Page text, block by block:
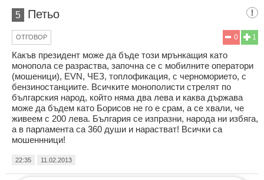
5 Петьо
1
0
ОТГОВОР
Какъв президент може да бъде този мрънкащия като
монопола се разраства, започна се с мобилните оператори
(мошеници), EVN, ЧЕЗ, топлофикация, с черноморието, с
бензиностанциите. Всичките монополисти стрелят по
българския народ, който няма два лева и каква държава
може да бъдем като Борисов не го е срам, а се хвали, че
живеем с 200 лева. България се изпразни, народа ни избяга,
а в парламента са 360 души и нарастват! Всички са
мошеннници!
22:35 11.02.2013